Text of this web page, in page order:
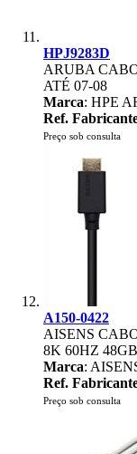
HPJ9283D
ARUBA
ATÉ 07-08
Marca: HPE
Ref.
Preço sob consulta
A150-0422
AISENS
8K 60HZ
Marca:
Ref.
Preço sob consulta